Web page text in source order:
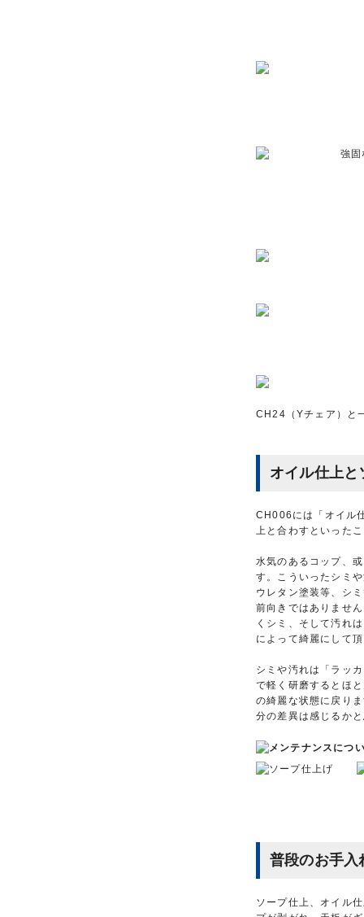
CH24（Yチェア）と
オイル仕上と
CH006には「オイル
上と合わすといった
水気のあるコップ、
す。こういったシミ
ウレタン塗装等、シ
前向きではありませ
くシミ、そして汚れ
によって綺麗にして
シミや汚れは「ラッ
で軽く研磨するとほ
の綺麗な状態に戻り
分の差異は感じるか
普段のお手入
ソープ仕上、オイル